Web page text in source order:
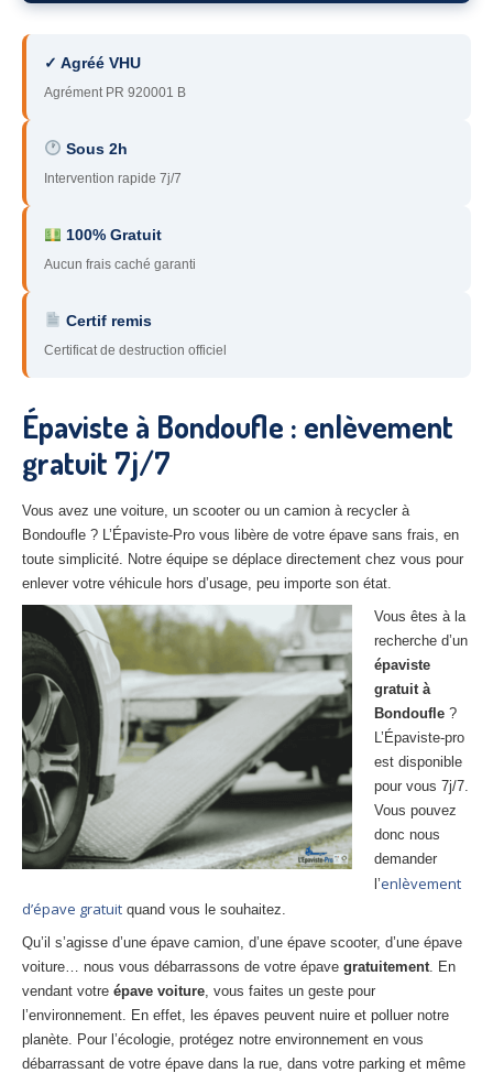
92– Hauts-de-Seine
93 – Seine-Saint-Denis
94– Val-de-Marne
95 – Val d’Oise
– Essonne
89 – Yonne
51 – Marne
28– Eure-et-Loir
27 – Eure
– Aube
02– Aisne
Tousles secteurs
CENTREVHU AGRÉE
Centre
agréé VHU Paris 75 : casse auto avec destruction
Centre
agréé VHU 77 : casse auto avec destruction
Centreagréé VHU 78 : casse auto avec destruction
Centre agréé VHU 91 : casse auto avec destruction
Centreagréé VHU 92 : casse auto avec destruction
Centreagréé VHU 93 : casse auto avec destruction
Centre agréé VHU 94 : casse auto avec destruction
Centre agréé VHU 95 : casse auto avec destruction
DOCUMENTSÀ JOINDRE
✓ Agréé VHU
Agrément PR 920001 B
Sous 2h
Intervention rapide 7j/7
100% Gratuit
Aucun frais caché garanti
Certif remis
Certificat de destruction officiel
Épaviste à Bondoufle : enlèvement
gratuit 7j/7
Vous avez une voiture, un scooter ou un camion à recycler à
Bondoufle ? L’Épaviste-Pro vous libère de votre épave sans frais, en
toute simplicité. Notre équipe se déplace directement chez vous pour
enlever votre véhicule hors d’usage, peu importe son état.
Vous êtes à la
recherche d’un
épaviste
gratuit à
Bondoufle ?
L’Épaviste-pro
est disponible
pour vous 7j/7.
Vous pouvez
donc nous
demander
l’enlèvement
d’épave gratuit quand vous le souhaitez.
Qu’il s’agisse d’une épave camion, d’une épave scooter, d’une épave
voiture… nous vous débarrassons de votre épave gratuitement. En
vendant votre épave voiture, vous faites un geste pour
l’environnement. En effet, les épaves peuvent nuire et polluer notre
planète. Pour l’écologie, protégez notre environnement en vous
débarrassant de votre épave dans la rue, dans votre parking et même